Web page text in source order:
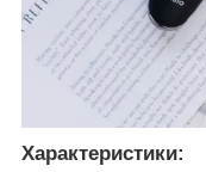
Характеристики: